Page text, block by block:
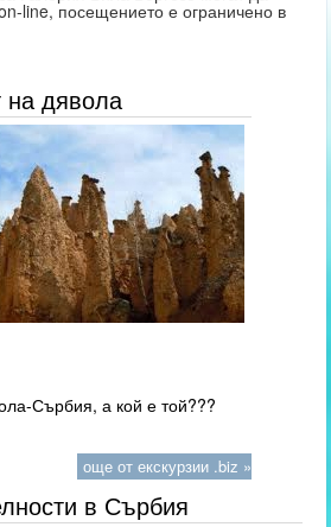
line, посещението е ограничено в
на дявола
Сърбия, а кой е той???
още от екскурзии .biz »
в Сърбия